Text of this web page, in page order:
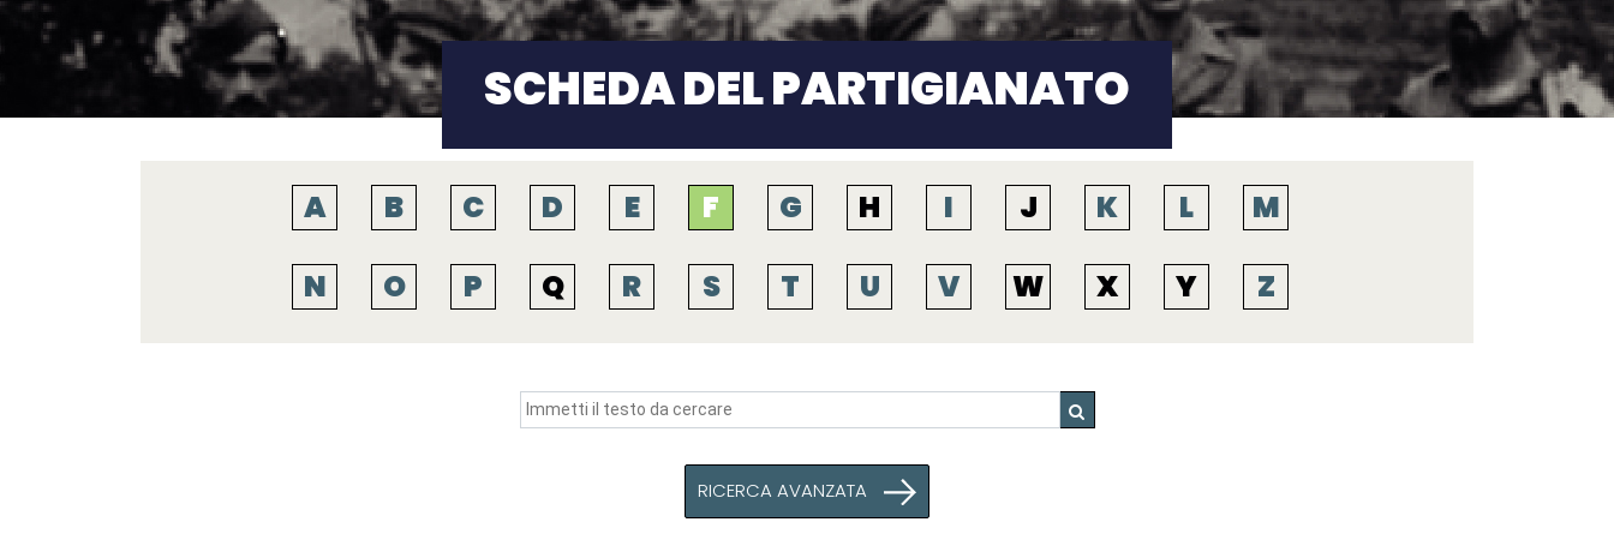
SCHEDA DEL PARTIGIANATO
A B C D E F G H I J K L
M
N
O P Q R S T U V W X Y Z
RICERCA AVANZATA